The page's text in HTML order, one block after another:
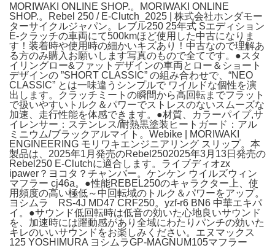
MORIWAKI ONLINE SHOP.。MORIWAKI ONLINE
SHOP.。Rebel 250 / E-Clutch_2025 | 株式会社ホンダモー
ターサイクルジャパン。レブル250 25年式 Sエディション
E-クラッチの車両にて500kmほど使用した中古になりま
す！装着時や使用時の細かいキズあり！中古なので理解あ
る方のみ購入お願いします写真のもので全てです。●スタ
イリングロー&ファットデザインの車両とロー＆ショート
デザインの ”SHORT CLASSIC” の組み合わせで、“NEO
CLASSIC” とは一味違うシンプルで ワイルドな個性を演
出します。クラッチミートの瞬間から高回転までフラット
で扱いやすいトルク＆パワーでストレスのないスムーズな
加速、走行性能を体感できます。●材質、カラーパイプ,サ
イレンサー：ステンレス/耐熱黒塗装ヒートガード：アル
ミニウム/ブラックアルマイト。Webike | MORIWAKI
ENGINEERING モリワキエンジニアリング スリップ。本
製品は、2025年1月発売のRebel2502025年3月13日発売の
Rebel250 E-Clutchに適合します。ライブディオzx
ipawer？ヨコタ？チャンバー。ケンケン ウイルズウィン
マフラー cj46a。●性能REBEL250のキャラクター上、使
用頻度の高い極低～中回転域のトルク＆パワーをアップ。
ヨシムラ RS-4J MD47 CRF250。yzf-r6 BN6 中華エキパ
イ。●サウンド低回転時は低音の効いた心地良いサウンド
を、加速時には躍動感があり全域にわたりパンチの効いた
キレのいいサウンドをお楽しみください。エヌマックス
125 YOSHIMURA ヨシムラGP-MAGNUM105マフラー